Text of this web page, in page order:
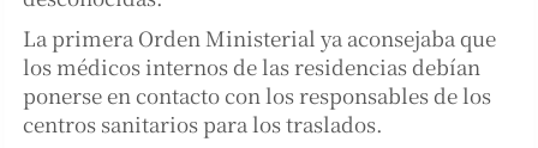
La primera Orden Ministerial ya aconsejaba que
los médicos internos de las residencias debían
ponerse en contacto con los responsables de los
centros sanitarios para los traslados.